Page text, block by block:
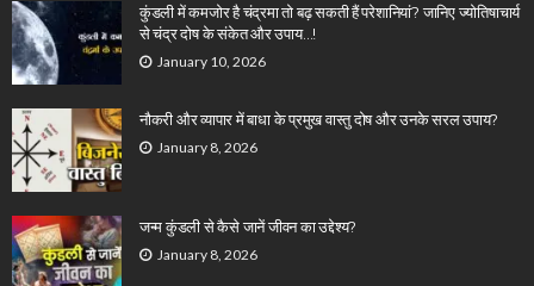
कुंडली में कमजोर है चंद्रमा तो बढ़ सकती हैं परेशानियां? जानिए ज्योतिषाचार्य
से चंद्र दोष के संकेत और उपाय…!
January 10, 2026
नौकरी और व्यापार में बाधा के प्रमुख वास्तु दोष और उनके सरल उपाय?
January 8, 2026
जन्म कुंडली से कैसे जानें जीवन का उद्देश्य?
January 8, 2026